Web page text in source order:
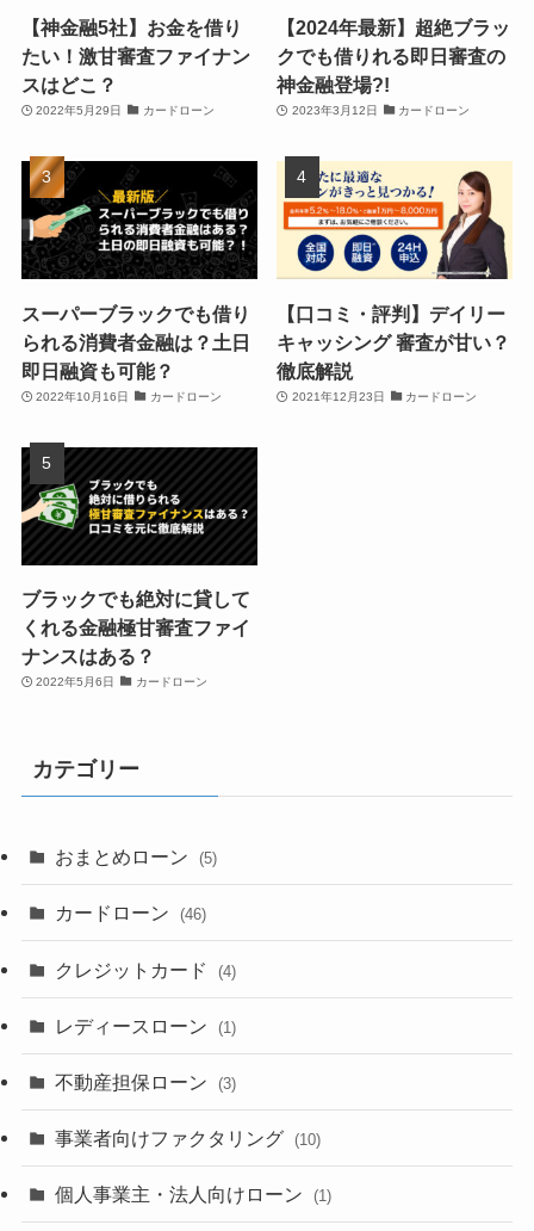
【神金融5社】お金を借り
たい！激甘審査ファイナン
スはどこ？
2022年5月29日 カードローン
【2024年最新】超絶ブラッ
クでも借りれる即日審査の
神金融登場?!
2023年3月12日 カードローン
スーパーブラックでも借り
られる消費者金融は？土日
即日融資も可能？
2022年10月16日 カードローン
【口コミ・評判】デイリー
キャッシング 審査が甘い？
徹底解説
2021年12月23日 カードローン
ブラックでも絶対に貸して
くれる金融極甘審査ファイ
ナンスはある？
2022年5月6日 カードローン
カテゴリー
おまとめローン (5)
カードローン (46)
クレジットカード (4)
レディースローン (1)
不動産担保ローン (3)
事業者向けファクタリング (10)
個人事業主・法人向けローン (1)